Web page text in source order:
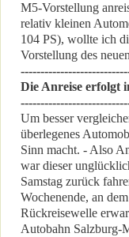
M5-Vorstellung
relativ kleinen
104 PS), wollte ich
Vorstellung des
Die Anreise erfolgt
Um besser
überlegenes
Sinn macht. - Also
war dieser
Samstag zurück
Wochenende, an
Rückreisewelle
Autobahn Salzburg-